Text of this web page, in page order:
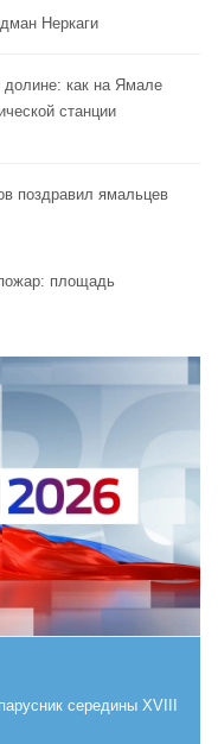
Неркаги
как на Ямале
станции
поздравил ямальцев
площадь
середины XVIII